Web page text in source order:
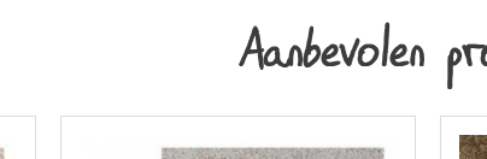
Aanbevolen